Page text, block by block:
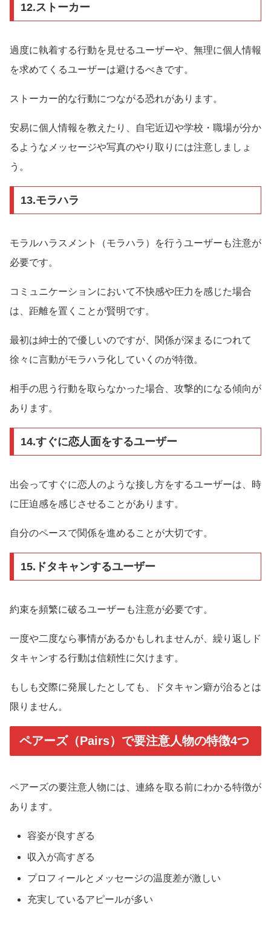
12.ストーカー
過度に執着する行動を見せるユーザーや、無理に個人情報
を求めてくるユーザーは避けるべきです。
ストーカー的な行動につながる恐れがあります。
安易に個人情報を教えたり、自宅近辺や学校・職場が分か
るようなメッセージや写真のやり取りには注意しましょ
う。
13.モラハラ
モラルハラスメント（モラハラ）を行うユーザーも注意が
必要です。
コミュニケーションにおいて不快感や圧力を感じた場合
は、距離を置くことが賢明です。
最初は紳士的で優しいのですが、関係が深まるにつれて
徐々に言動がモラハラ化していくのが特徴。
相手の思う行動を取らなかった場合、攻撃的になる傾向が
あります。
14.すぐに恋人面をするユーザー
出会ってすぐに恋人のような接し方をするユーザーは、時
に圧迫感を感じさせることがあります。
自分のペースで関係を進めることが大切です。
15.ドタキャンするユーザー
約束を頻繁に破るユーザーも注意が必要です。
一度や二度なら事情があるかもしれませんが、繰り返しド
タキャンする行動は信頼性に欠けます。
もしも交際に発展したとしても、ドタキャン癖が治るとは
限りません。
ペアーズ（Pairs）で要注意人物の特徴4つ
ペアーズの要注意人物には、連絡を取る前にわかる特徴が
あります。
容姿が良すぎる
収入が高すぎる
プロフィールとメッセージの温度差が激しい
充実しているアピールが多い